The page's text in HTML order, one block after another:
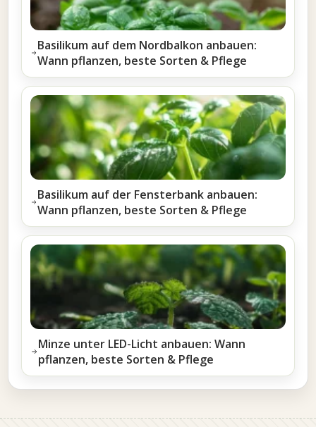
Basilikum auf dem Nordbalkon anbauen:
Wann pflanzen, beste Sorten & Pflege
Basilikum auf der Fensterbank anbauen:
Wann pflanzen, beste Sorten & Pflege
Minze unter LED-Licht anbauen: Wann
pflanzen, beste Sorten & Pflege